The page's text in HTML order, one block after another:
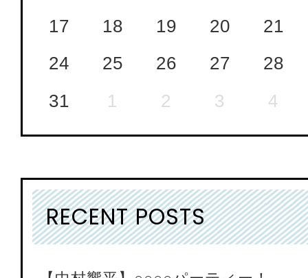
17
18 19 20
21
24
25 26 27
28
31
1 2 3 4
RECENT POSTS